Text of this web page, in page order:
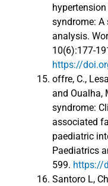
syndrome: A
analysis.
10(6):177-
https://
offre, C.,
and Oualha,
syndrome:
associated
paediatric
Paediatrics
599. https://
Santoro L,